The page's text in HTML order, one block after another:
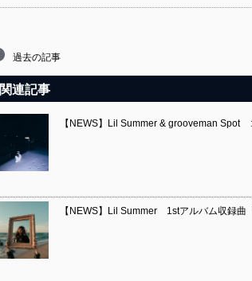
過去の記事
関連記事
【NEWS】Lil Summer & grooveman Spot
【NEWS】Lil Summer 1stアルバム収録曲